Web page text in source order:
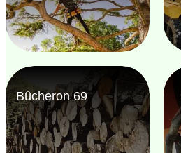
Bûcheron 69